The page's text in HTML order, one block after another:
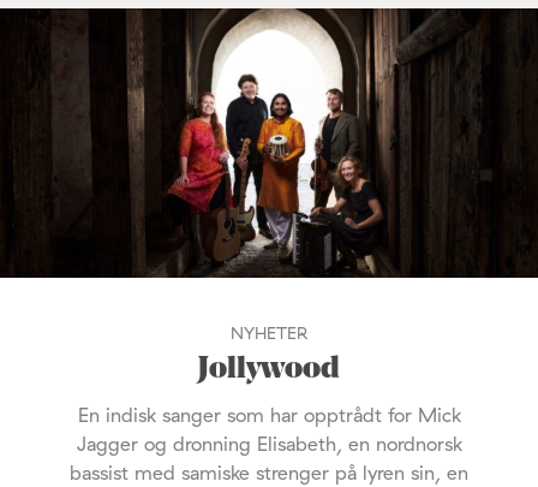
NYHETER
Jollywood
En indisk sanger som har opptrådt for Mick
Jagger og dronning Elisabeth, en nordnorsk
bassist med samiske strenger på lyren sin, en